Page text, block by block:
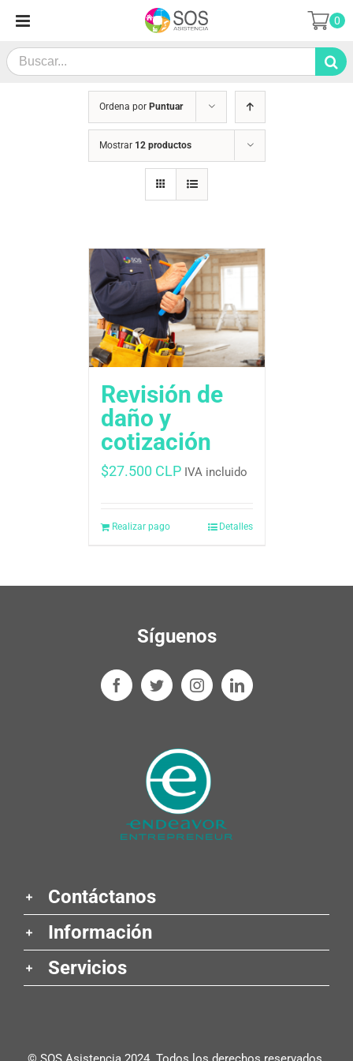
contenido
Search
for:
0
Ordena por Puntuar
Mostrar 12 productos
Revisión de
daño y
cotización
$27.500 CLP IVA incluido
Realizar pago Detalles
Síguenos
Contáctanos
Información
Servicios